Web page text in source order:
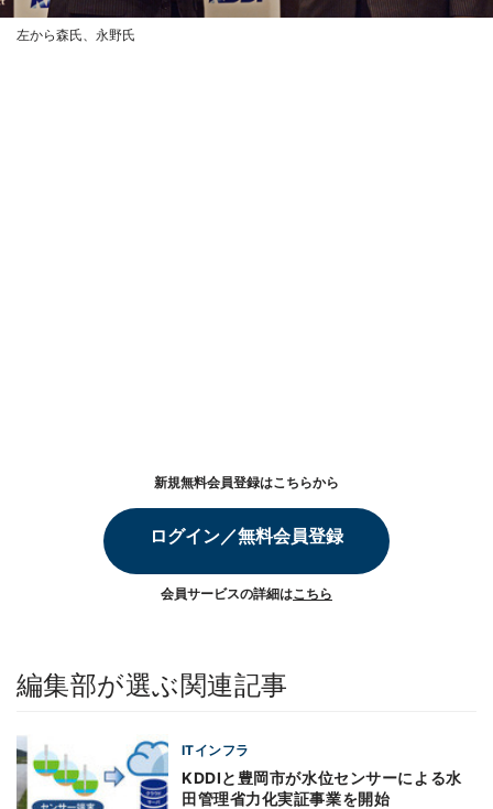
左から森氏、永野氏
新規無料会員登録はこちらから
ログイン／無料会員登録
会員サービスの詳細はこちら
編集部が選ぶ関連記事
ITインフラ
KDDIと豊岡市が水位センサーによる水
田管理省力化実証事業を開始